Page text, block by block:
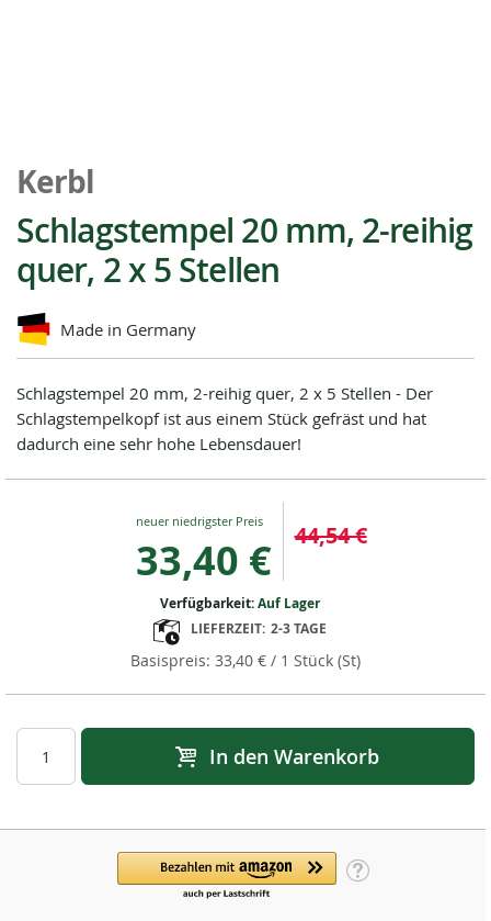
Anfang
der
Bildgalerie
springen
Kerbl
Schlagstempel 20 mm, 2-reihig
quer, 2 x 5 Stellen
Made in Germany
Schlagstempel 20 mm, 2-reihig quer, 2 x 5 Stellen - Der
Schlagstempelkopf ist aus einem Stück gefräst und hat
dadurch eine sehr hohe Lebensdauer!
Special
33,40 € 44,54 €
33,40 € / 1 Stück (St)
Verfügbarkeit:Auf Lager
LIEFERZEIT: 2-3 TAGE
In den Warenkorb